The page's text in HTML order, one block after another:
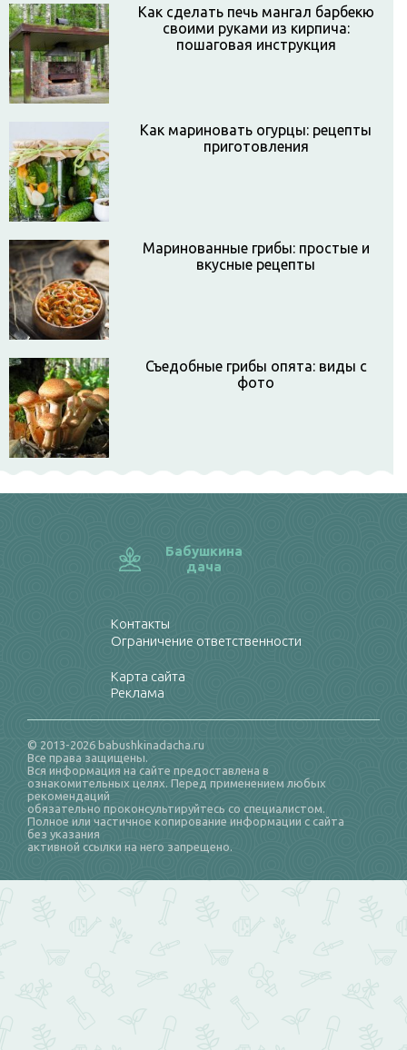
Как сделать печь мангал барбекю
своими руками из кирпича:
пошаговая инструкция
Как мариновать огурцы: рецепты
приготовления
Маринованные грибы: простые и
вкусные рецепты
Съедобные грибы опята: виды с
фото
Бабушкина
дача
Контакты
Ограничение ответственности
Карта сайта
Реклама
© 2013-2026 babushkinadacha.ru
Все права защищены.
Вся информация на сайте предоставлена в
ознакомительных целях. Перед применением любых
рекомендаций
обязательно проконсультируйтесь со специалистом.
Полное или частичное копирование информации с сайта
без указания
активной ссылки на него запрещено.